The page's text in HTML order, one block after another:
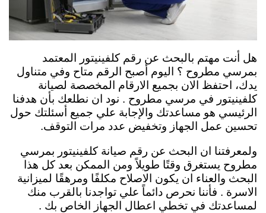
هل أنت مهتم بالبحث عن رقم كلفينيتور المعتمد
بمرسي مطروح ؟ اليوم أصبح الرقم متاح وفي متناول
يدك، احتفظ الان بجميع الارقام المخصصة لصيانة
كلفينيتور في مرسي مطروح . نود ان نطلعك بأن هدفنا
الرئيسي هو مساعدتك والإجابة علي جميع أسئلتك حول
تحسين عمل الجهاز وتخفيض عدد مرات التوقف.
ولمعرفتنا ان البحث عن رقم صيانة كلفينيتور بمرسي
مطروح يستغرق وقتًا طويلاً ومن الممكن بعد كل هذا
البحث والعناء ان يكون الاصلاح مكلفًا ومرهقًا لميزانية
الاسرة . فأننا نحرص دائماً علي تواجدنا بالقرب منك
لمساعدتك في تخطي اعطال الجهاز الخاص بك .